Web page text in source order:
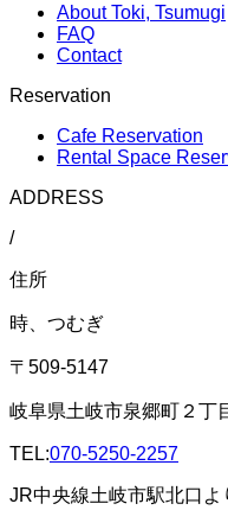
About Toki, Tsumugi
FAQ
Contact
Reservation
Cafe Reservation
Rental Space
ADDRESS
/
住所
時、つむぎ
〒509-5147
岐阜県土岐市泉郷町２丁
TEL:070-5250-2257
JR中央線土岐市駅北口よ